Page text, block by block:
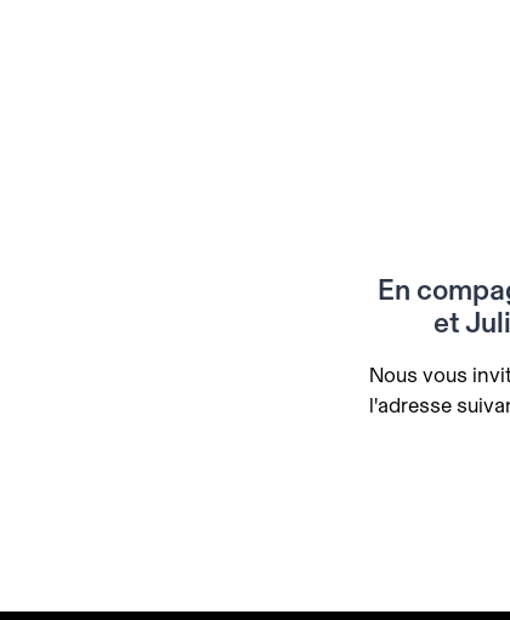
En
et
Nous vous
l'adresse